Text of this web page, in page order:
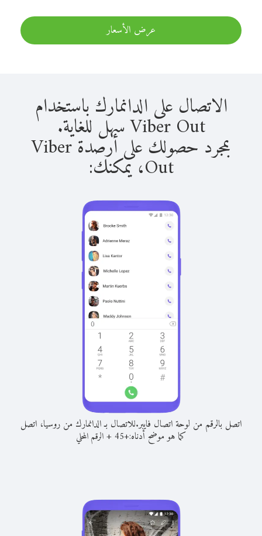
عرض الأسعار
الاتصال على الدانمارك باستخدام
Viber Out سهل للغاية.
بمجرد حصولك على أرصدة Viber
Out، يمكنك:
اتصل بالرقم من لوحة اتصال فايبر.للاتصال بـ الدانمارك من روسيا، اتصل
كما هو موضح أدناه:+
45
+الرقم المحلي